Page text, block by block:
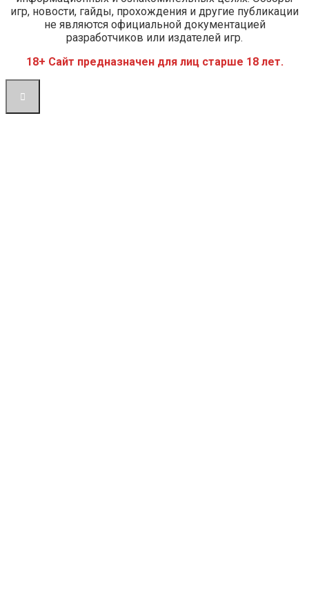
игр, новости, гайды, прохождения и другие публикации
не являются официальной документацией
разработчиков или издателей игр.
18+ Сайт предназначен для лиц старше 18 лет.